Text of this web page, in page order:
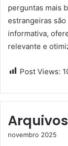
perguntas mais
estrangeiras
informativa,
relevante e
Post Views:
Arquivos
novembro 2025